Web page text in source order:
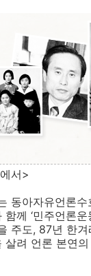
>
동아자유언론수
께 ‘민주언론
주도, 87년 한
려 언론 본연